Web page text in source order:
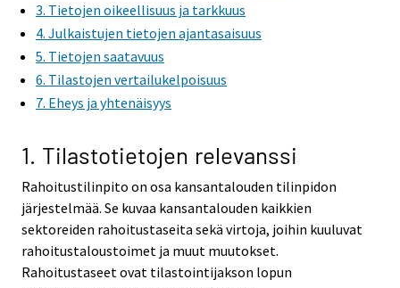
3. Tietojen oikeellisuus ja tarkkuus
4. Julkaistujen tietojen ajantasaisuus
5. Tietojen saatavuus
6. Tilastojen vertailukelpoisuus
7. Eheys ja yhtenäisyys
1. Tilastotietojen relevanssi
Rahoitustilinpito on osa kansantalouden tilinpidon
järjestelmää. Se kuvaa kansantalouden kaikkien
sektoreiden rahoitustaseita sekä virtoja, joihin kuuluvat
rahoitustaloustoimet ja muut muutokset.
Rahoitustaseet ovat tilastointijakson lopun